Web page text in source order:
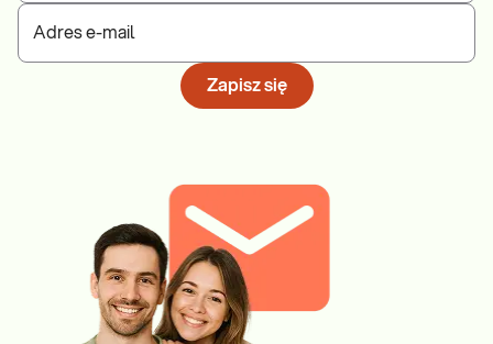
Adres e-mail
Zapisz się